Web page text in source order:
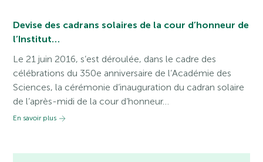
Devise des cadrans solaires de la cour d’honneur de
l’Institut…
Le 21 juin 2016, s’est déroulée, dans le cadre des
célébrations du 350e anniversaire de l’Académie des
Sciences, la cérémonie d’inauguration du cadran solaire
de l’après-midi de la cour d’honneur…
En savoir plus